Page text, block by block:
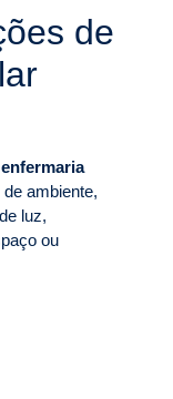
de
ambiente,
luz,
ou